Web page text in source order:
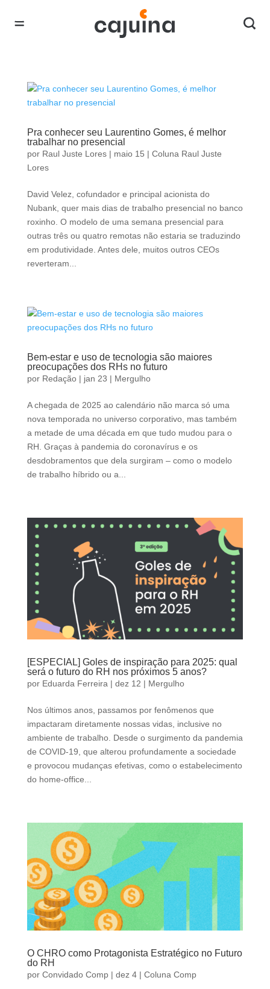
Pra conhecer seu Laurentino Gomes, é melhor
trabalhar no presencial
por Raul Juste Lores| maio 15 | Coluna Raul Juste
Lores
David Velez, cofundador e principal acionista do
Nubank, quer mais dias de trabalho presencial no banco
roxinho. O modelo de uma semana presencial para
outras três ou quatro remotas não estaria se traduzindo
em produtividade. Antes dele, muitos outros CEOs
reverteram...
Bem-estar e uso de tecnologia são maiores
preocupações dos RHs no futuro
por Redação| jan 23 | Mergulho
A chegada de 2025 ao calendário não marca só uma
nova temporada no universo corporativo, mas também
a metade de uma década em que tudo mudou para o
RH. Graças à pandemia do coronavírus e os
desdobramentos que dela surgiram – como o modelo
de trabalho híbrido ou a...
[ESPECIAL] Goles de inspiração para 2025: qual
será o futuro do RH nos próximos 5 anos?
por Eduarda Ferreira | dez 12 | Mergulho
Nos últimos anos, passamos por fenômenos que
impactaram diretamente nossas vidas, inclusive no
ambiente de trabalho. Desde o surgimento da pandemia
de COVID-19, que alterou profundamente a sociedade
e provocou mudanças efetivas, como o estabelecimento
do home-office...
O CHRO como Protagonista Estratégico no Futuro
do RH
por Convidado Comp| dez 4| Coluna Comp